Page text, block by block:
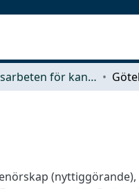
Examensarbeten för kandidatexamen
(nyttiggörande),